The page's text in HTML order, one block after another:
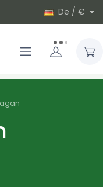
De / €